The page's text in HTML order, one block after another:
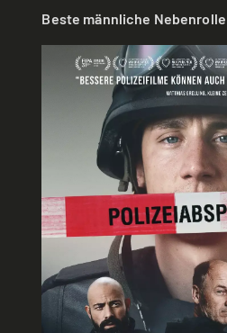
Beste männliche Nebenrolle